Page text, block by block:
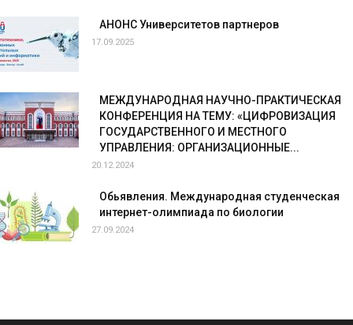
АНОНС Университетов партнеров
17.09.2025
МЕЖДУНАРОДНАЯ НАУЧНО-ПРАКТИЧЕСКАЯ
КОНФЕРЕНЦИЯ НА ТЕМУ: «ЦИФРОВИЗАЦИЯ
ГОСУДАРСТВЕННОГО И МЕСТНОГО
УПРАВЛЕНИЯ: ОРГАНИЗАЦИОННЫЕ...
20.12.2024
Обьявления. Международная студенческая
интернет-олимпиада по биологии
27.09.2024